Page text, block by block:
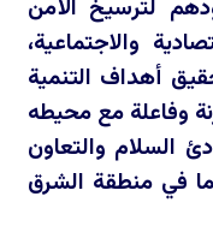
لترسيخ الأمن
والاجتماعية،
أهداف التنمية
وفاعلة مع محيطه
السلام والتعاون
في منطقة الشرق